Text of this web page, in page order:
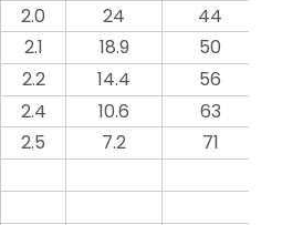
2.0 24 44
2.1
18.9 50
2.2
14.4 56
2.4
10.6 63
2.5
7.2 71